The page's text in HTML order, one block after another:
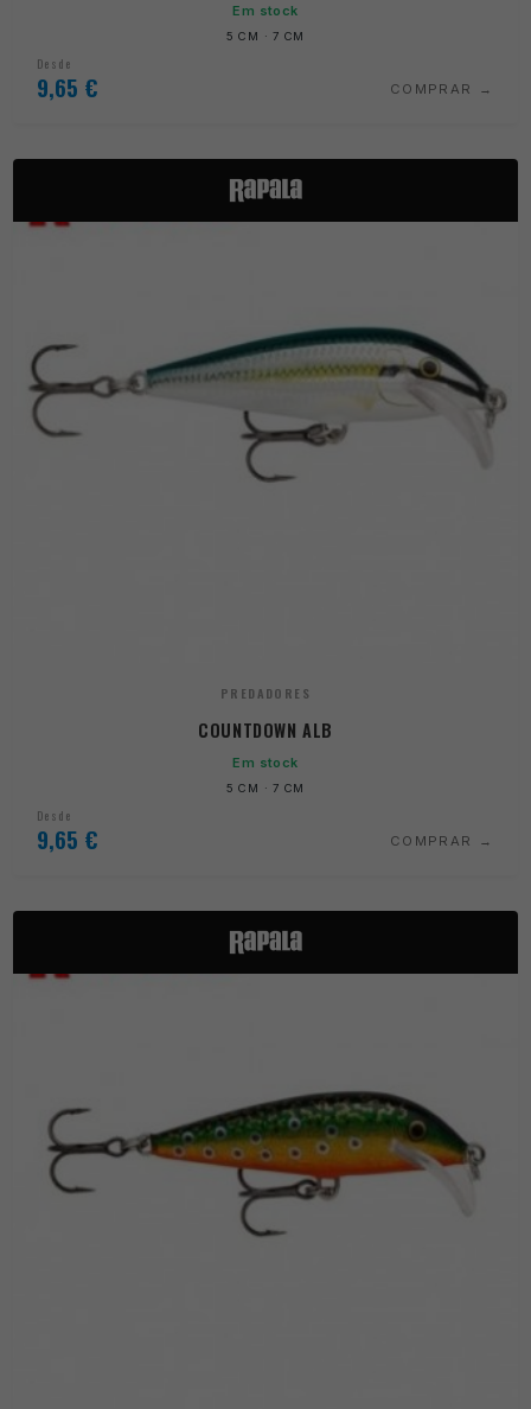
Em stock
5 CM · 7 CM
Desde
9,65 € COMPRAR
PREDADORES
COUNTDOWN ALB
Em stock
5 CM · 7 CM
Desde
9,65 € COMPRAR